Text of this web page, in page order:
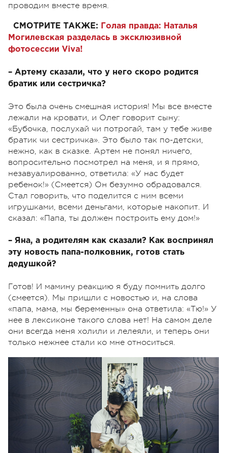
проводим вместе время.
СМОТРИТЕ ТАКЖЕ:
Голая правда: Наталья
Могилевская разделась в эксклюзивной
фотосессии Viva!
– Артему сказали, что у него скоро родится
братик или сестричка?
Это была очень смешная история! Мы все вместе
лежали на кровати, и Олег говорит сыну:
«Бубочка, послухай чи потрогай, там у тебе живе
братик чи сестричка». Это было так по-детски,
нежно, как в сказке. Артем не понял ничего,
вопросительно посмотрел на меня, и я прямо,
незавуалированно, ответила: «У нас будет
ребенок!» (Смеется) Он безумно обрадовался.
Стал говорить, что поделится с ним всеми
игрушками, всеми деньгами, которые накопит. И
сказал: «Папа, ты должен построить ему дом!»
– Яна, а родителям как сказали? Как воспринял
эту новость папа-полковник, готов стать
дедушкой?
Готов! И мамину реакцию я буду помнить долго
(смеется). Мы пришли с новостью и, на слова
«папа, мама, мы беременны» она ответила: «Тю!» У
нее в лексиконе такого слова нет! На самом деле
они всегда меня холили и лелеяли, и теперь они
только нежнее стали ко мне относиться.